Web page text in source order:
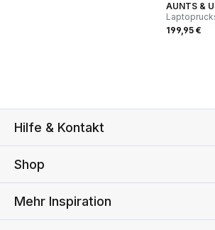
AUNTS &
199,95 €
Hilfe & Kontakt
Shop
Mehr Inspiration